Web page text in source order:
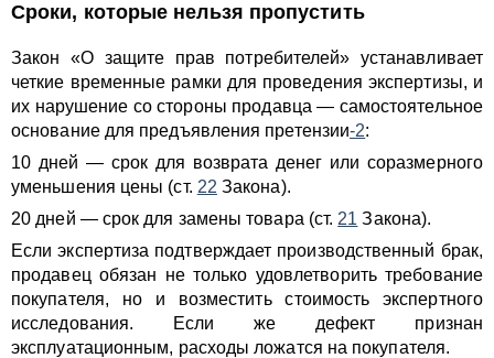
Сроки, которые нельзя пропустить
Закон «О защите прав потребителей» устанавливает
четкие временные рамки для проведения экспертизы, и
их нарушение со стороны продавца — самостоятельное
основание для предъявления претензии-2:
10 дней — срок для возврата денег или соразмерного
уменьшения цены (ст. 22 Закона).
20 дней — срок для замены товара (ст. 21 Закона).
Если экспертиза подтверждает производственный брак,
продавец обязан не только удовлетворить требование
покупателя, но и возместить стоимость экспертного
исследования. Если же дефект признан
эксплуатационным, расходы ложатся на покупателя.